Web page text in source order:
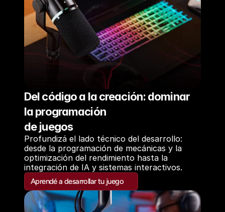
Del código a la creación: dominar
la programación
de juegos
Profundizá el lado técnico del desarrollo:
desde la programación de mecánicas y la
optimización del rendimiento hasta la
integración de IA y sistemas interactivos.
Aprendé a desarrollar tu juego
Aprendé a desarrollar tu juego